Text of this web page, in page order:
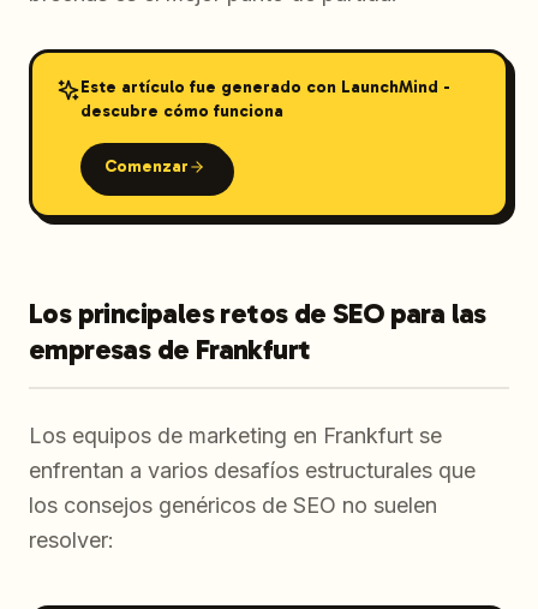
Este artículo fue generado con LaunchMind -
descubre cómo funciona
Comenzar
Los principales retos de SEO para las
empresas de Frankfurt
Los equipos de marketing en Frankfurt se
enfrentan a varios desafíos estructurales que
los consejos genéricos de SEO no suelen
resolver: